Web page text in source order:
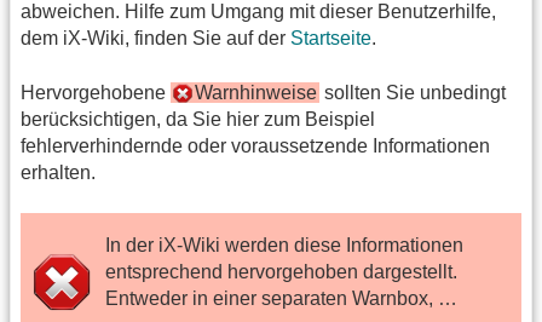
abweichen. Hilfe zum Umgang mit dieser Benutzerhilfe,
dem iX-Wiki, finden Sie auf der Startseite.
Hervorgehobene Warnhinweise sollten Sie unbedingt
berücksichtigen, da Sie hier zum Beispiel
fehlerverhindernde oder voraussetzende Informationen
erhalten.
In der iX-Wiki werden diese Informationen
entsprechend hervorgehoben dargestellt.
Entweder in einer separaten Warnbox, …